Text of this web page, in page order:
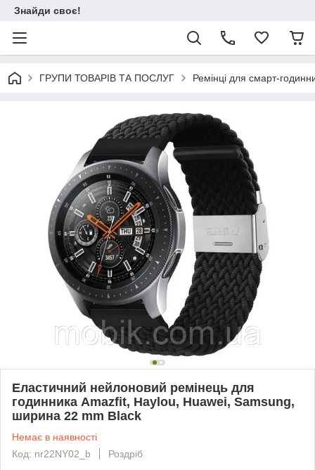
Знайди своє!
ГРУПИ ТОВАРІВ ТА ПОСЛУГ Ремінці для смарт-
Еластичний нейлоновий ремінець для
годинника Amazfit, Haylou, Huawei, Samsung,
ширина 22 mm Black
Немає в наявності
Код: nr22NY02_b
Роздріб